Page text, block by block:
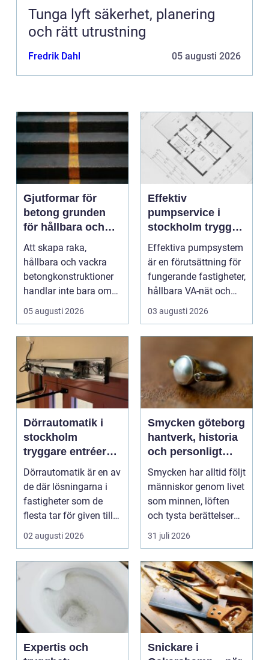
Tunga lyft säkerhet, planering
och rätt utrustning
Fredrik Dahl 05 augusti 2026
Gjutformar för
betong grunden
för hållbara och
precisa
konstruktioner
Att skapa raka,
hållbara och vackra
betongkonstruktioner
handlar inte bara om
rätt betongrecept elle...
05 augusti 2026
Effektiv
pumpservice i
stockholm trygg
drift utan avbrott
Effektiva pumpsystem
är en förutsättning för
fungerande fastigheter,
hållbara VA-nät och
trygg hante...
03 augusti 2026
Dörrautomatik i
stockholm
tryggare entréer
och bättre
tillgänglighet
Dörrautomatik är en av
de där lösningarna i
fastigheter som de
flesta tar för given tills
den sakna...
02 augusti 2026
Smycken göteborg
hantverk, historia
och personligt
uttryck
Smycken har alltid följt
människor genom livet
som minnen, löften
och tysta berättelser
nära huden....
31 juli 2026
Expertis och
Snickare i